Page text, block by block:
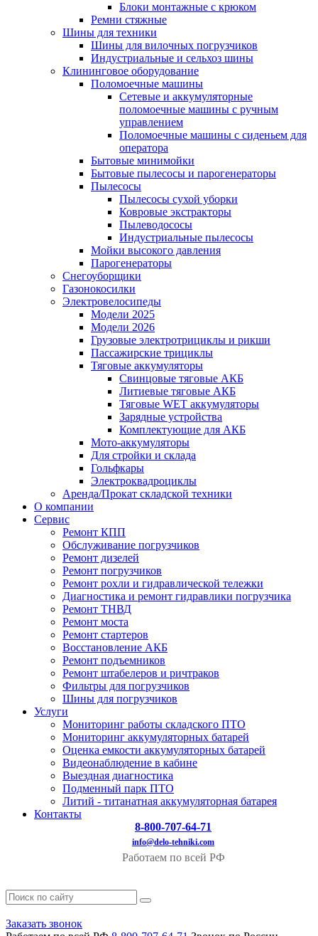
Блоки монтажные с крюком
Ремни стяжные
Шины для техники
Шины для вилочных погрузчиков
Индустриальные и сельхоз шины
Клининговое оборудование
Поломоечные машины
Сетевые и аккумуляторные
поломоечные машины с ручным
управлением
Поломоечные машины с сиденьем для
оператора
Бытовые минимойки
Бытовые пылесосы и парогенераторы
Пылесосы
Пылесосы сухой уборки
Ковровые экстракторы
Пылеводососы
Индустриальные пылесосы
Мойки высокого давления
Парогенераторы
Снегоуборщики
Газонокосилки
Электровелосипеды
Модели 2025
Модели 2026
Грузовые электротрициклы и рикши
Пассажирские трициклы
Тяговые аккумуляторы
Свинцовые тяговые АКБ
Литиевые тяговые АКБ
Тяговые WET аккумуляторы
Зарядные устройства
Комплектующие для АКБ
Мото-аккумуляторы
Для стройки и склада
Гольфкары
Электроквадроциклы
Аренда/Прокат складской техники
О компании
Сервис
Ремонт КПП
Обслуживание погрузчиков
Ремонт дизелей
Ремонт погрузчиков
Ремонт рохли и гидравлической тележки
Диагностика и ремонт гидравлики погрузчика
Ремонт ТНВД
Ремонт моста
Ремонт стартеров
Восстановление АКБ
Ремонт подъемников
Ремонт штабелеров и ричтраков
Фильтры для погрузчиков
Шины для погрузчиков
Услуги
Мониторинг работы складского ПТО
Мониторинг аккумуляторных батарей
Оценка емкости аккумуляторных батарей
Видеонаблюдение в кабине
Выездная диагностика
Подменный парк ПТО
Литий - титанатная аккумуляторная батарея
Контакты
8-800-707-64-71
info@delo-tehniki.com
Работаем по всей РФ
Заказать звонок